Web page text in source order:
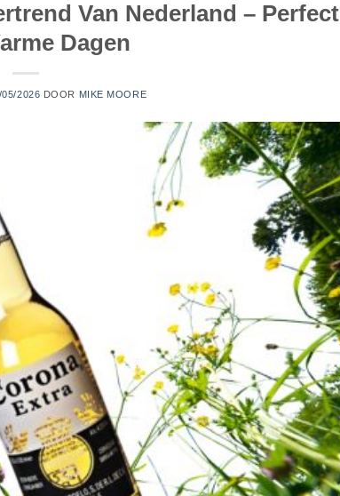
Van Nederland – Perfect
Dagen
05/2026 DOOR MIKE MOORE